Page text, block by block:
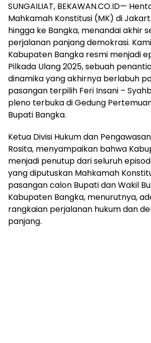
SUNGAILIAT, BEKAWAN.CO.ID—
Mahkamah Konstitusi (MK) di
hingga ke Bangka, menandai akhir
perjalanan panjang demokrasi.
Kabupaten Bangka resmi menjadi
Pilkada Ulang 2025, sebuah
dinamika yang akhirnya berlabuh
pasangan terpilih Feri Insani –
pleno terbuka di Gedung
Bupati Bangka.
Ketua Divisi Hukum dan Pengawasan
Rosita, menyampaikan bahwa
menjadi penutup dari seluruh
yang diputuskan Mahkamah
pasangan calon Bupati dan Wakil
Kabupaten Bangka, menurutnya,
rangkaian perjalanan hukum dan
panjang.